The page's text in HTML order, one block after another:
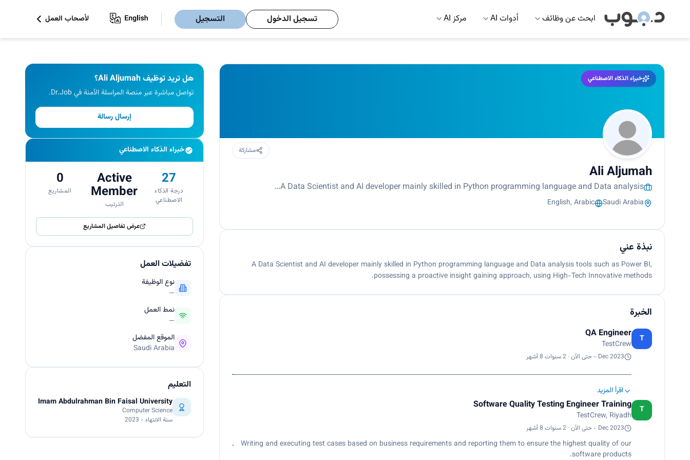
ابحث عن وظائف أدوات AI مركز AI تسجيل الدخول التسجيل لأصحاب العمل
خبراء الذكاء الاصطناعي
مشاركة
Ali Aljumah
A Data Scientist and AI developer mainly skilled in Python programming language and Data analysis...
Saudi Arabia
English, Arabic
نبذة عني
A Data Scientist and AI developer mainly skilled in Python programming language and Data analysis tools such as Power BI,
possessing a proactive insight gaining approach, using High-Tech Innovative methods.
الخبرة
T
QA Engineer
TestCrew
Dec 2023 - حتى الآن · 2 سنوات 8 أشهر
اقرأ المزيد
T
Software Quality Testing Engineer Training
TestCrew, Riyadh
Dec 2023 - حتى الآن · 2 سنوات 8 أشهر
Writing and executing test cases based on business requirements and reporting them to ensure the highest quality of our
software products.
هل تريد توظيف Ali Aljumah؟
تواصل مباشرة عبر منصة المراسلة الآمنة في Dr.Job.
إرسال رسالة
خبراء الذكاء الاصطناعي
27
درجة الذكاء
الاصطناعي
Active
Member
الترتيب
0
المشاريع
عرض تفاصيل المشاريع
تفضيلات العمل
نوع الوظيفة
—
نمط العمل
—
الموقع المفضل
Saudi Arabia
التعليم
Imam Abdulrahman Bin Faisal University
Computer Science
سنة الانتهاء - 2023